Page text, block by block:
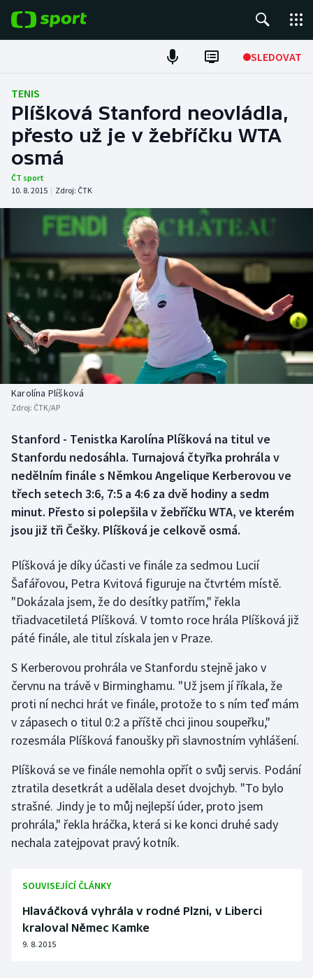
SLEDOVAT
Fotbal
Hokej
Tenis
Atletika
Cyklistika
DALŠÍ SPORTY
Americký fotbal
Baseball a softbal
Basketbal
Biatlon
Box
Curling
Dostihy
Florbal
Futsal
Golf
Gymnastika
Házená
Jezdectví
Judo
Krasobruslení
Lezení
Motorsport
NEPŘEHLÉDNĚTE
Soutěže
Historické návraty
Aplikace ČT sport
TENIS
Plíšková Stanford neovládla,
přesto už je v žebříčku WTA
osmá
ČT sport
10. 8. 2015 | Zdroj: ČTK
Karolína Plíšková
Zdroj: ČTK/AP
Stanford - Tenistka Karolína Plíšková na titul ve
Stanfordu nedosáhla. Turnajová čtyřka prohrála v
nedělním finále s Němkou Angelique Kerberovou ve
třech setech 3:6, 7:5 a 4:6 za dvě hodiny a sedm
minut. Přesto si polepšila v žebříčku WTA, ve kterém
jsou již tři Češky. Plíšková je celkově osmá.
Plíšková je díky účasti ve finále za sedmou Lucií
Šafářovou, Petra Kvitová figuruje na čtvrtém místě.
"Dokázala jsem, že do desítky patřím," řekla
třiadvacetiletá Plíšková. V tomto roce hrála Plíšková již
páté finále, ale titul získala jen v Praze.
S Kerberovou prohrála ve Stanfordu stejně jako v
červnu na trávě v Birminghamu. "Už jsem jí říkala, že
proti ní nechci hrát ve finále, protože to s ním teď mám
v zápasech o titul 0:2 a příště chci jinou soupeřku,"
rozesmála Plíšková fanoušky při slavnostním vyhlášení.
Plíšková se ve finále nemohla opřít o svůj servis. Podání
ztratila desetkrát a udělala deset dvojchyb. "To bylo
strašné. Jindy je to můj nejlepší úder, proto jsem
prohrála," řekla hráčka, která si ke konci druhé sady
nechala zatejpovat pravý kotník.
SOUVISEJÍCÍ ČLÁNKY
Hlaváčková vyhrála v rodné Plzni, v Liberci
kraloval Němec Kamke
9. 8. 2015